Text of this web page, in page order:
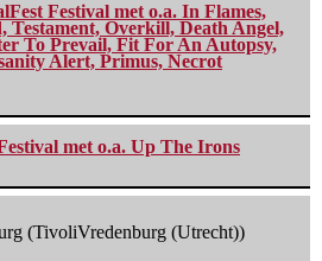
Festival met o.a. In Flames,
Testament, Overkill, Death Angel,
To Prevail, Fit For An Autopsy,
Alert, Primus, Necrot
met o.a. Up The Irons
(TivoliVredenburg (Utrecht))